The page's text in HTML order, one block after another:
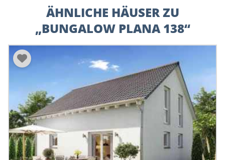
ÄHNLICHE HÄUSER ZU
„BUNGALOW PLANA 138“